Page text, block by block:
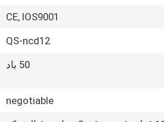
CE, IOS9001
QS-ncd12
50 باد
negotiable